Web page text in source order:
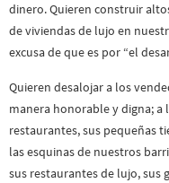
dinero. Quieren construir
de viviendas de lujo en
excusa de que es por “el
Quieren desalojar a los
manera honorable y digna; a
restaurantes, sus pequeñas
las esquinas de nuestros
sus restaurantes de lujo, sus